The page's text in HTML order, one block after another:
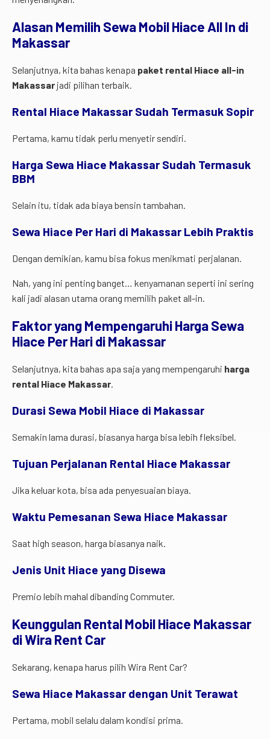
Alasan Memilih Sewa Mobil Hiace All In di
Makassar
Selanjutnya, kita bahas kenapa paket rental Hiace all-in
Makassar jadi pilihan terbaik.
Rental Hiace Makassar Sudah Termasuk Sopir
Pertama, kamu tidak perlu menyetir sendiri.
Harga Sewa Hiace Makassar Sudah Termasuk
BBM
Selain itu, tidak ada biaya bensin tambahan.
Sewa Hiace Per Hari di Makassar Lebih Praktis
Dengan demikian, kamu bisa fokus menikmati perjalanan.
Nah, yang ini penting banget… kenyamanan seperti ini sering
kali jadi alasan utama orang memilih paket all-in.
Faktor yang Mempengaruhi Harga Sewa
Hiace Per Hari di Makassar
Selanjutnya, kita bahas apa saja yang mempengaruhi harga
rental Hiace Makassar.
Durasi Sewa Mobil Hiace di Makassar
Semakin lama durasi, biasanya harga bisa lebih fleksibel.
Tujuan Perjalanan Rental Hiace Makassar
Jika keluar kota, bisa ada penyesuaian biaya.
Waktu Pemesanan Sewa Hiace Makassar
Saat high season, harga biasanya naik.
Jenis Unit Hiace yang Disewa
Premio lebih mahal dibanding Commuter.
Keunggulan Rental Mobil Hiace Makassar
di Wira Rent Car
Sekarang, kenapa harus pilih Wira Rent Car?
Sewa Hiace Makassar dengan Unit Terawat
Pertama, mobil selalu dalam kondisi prima.